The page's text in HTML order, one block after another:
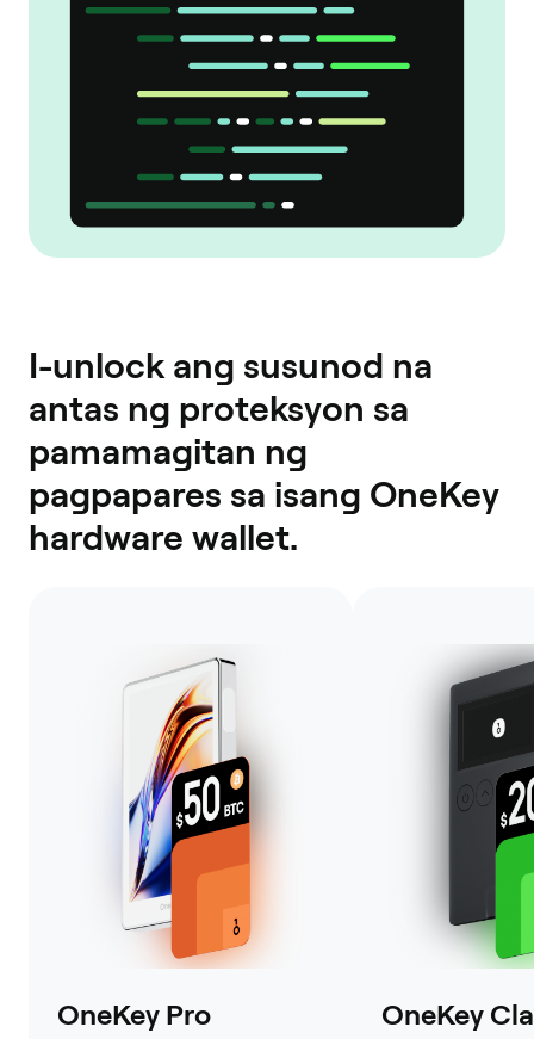
I-unlock ang susunod na
antas ng proteksyon sa
pamamagitan ng
pagpapares sa isang OneKey
hardware wallet.
OneKey Pro OneKey